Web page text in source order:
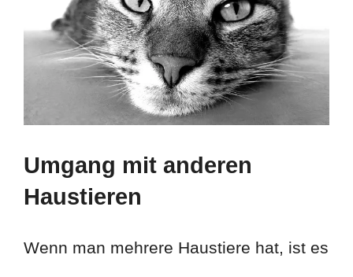
Umgang mit anderen
Haustieren
Wenn man mehrere Haustiere hat, ist es